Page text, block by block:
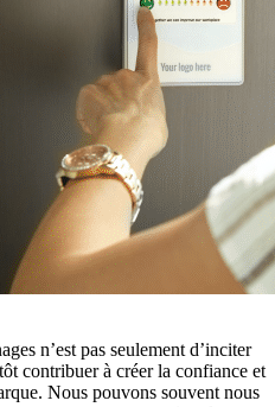
n’est pas seulement d’inciter
contribuer à créer la confiance et
Nous pouvons souvent nous